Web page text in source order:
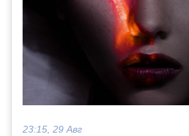
23:15, 29 Авг